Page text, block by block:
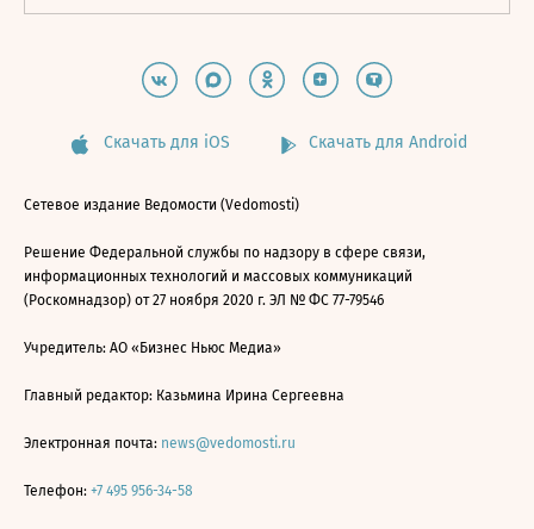
Скачать для iOS Скачать для Android
Сетевое издание Ведомости (Vedomosti)
Решение Федеральной службы по надзору в сфере связи,
информационных технологий и массовых коммуникаций
(Роскомнадзор) от 27 ноября 2020 г. ЭЛ № ФС 77-79546
Учредитель: АО «Бизнес Ньюс Медиа»
Главный редактор: Казьмина Ирина Сергеевна
Электронная почта: news@vedomosti.ru
Телефон: +7 495 956-34-58